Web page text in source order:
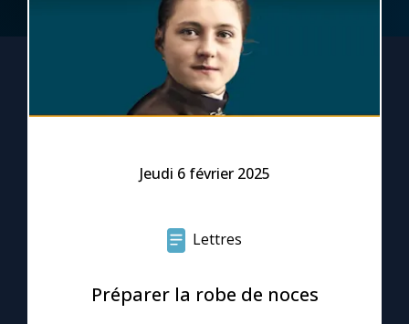
1000 Raisons de Croire
L'actualité de la semaine
La chaîne Youtube
Jeudi 6 février 2025
Lettres
Préparer la robe de noces